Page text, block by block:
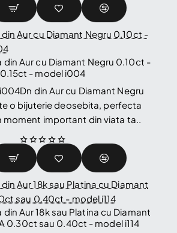
din Aur cu Diamant Negru 0.10ct -
0.15ct - model i004
din Aur cu Diamant Negru
o bijuterie deosebita, perfecta
moment important din viata ta..
Aur 18k sau Platina cu Diamant
0.30ct sau 0.40ct - model i114